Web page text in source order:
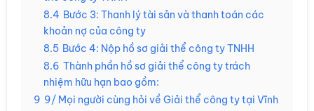
8.4 Bước 3: Thanh lý tài sản và thanh toán các
khoản nợ của công ty
8.5 Bước 4: Nộp hồ sơ giải thể công ty TNHH
8.6 Thành phần hồ sơ giải thể công ty trách
nhiệm hữu hạn bao gồm:
9 9/ Mọi người cùng hỏi về Giải thể công ty tại Vĩnh